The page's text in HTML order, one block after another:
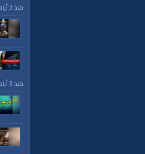
الفئات:
برقيات
قنوات:
برامج
منذ 3 أيام
منذ 3 أيام